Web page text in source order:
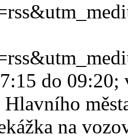
do
Hlavního
na